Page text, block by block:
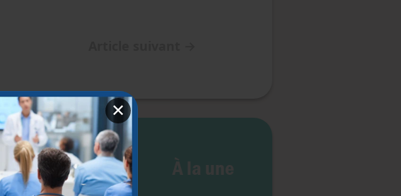
✕
Droits et
libertés